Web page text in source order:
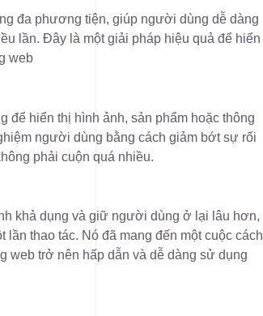
đa phương tiện, giúp người dùng dễ dàng
lần. Đây là một giải pháp hiệu quả để hiển
web
để hiển thị hình ảnh, sản phẩm hoặc thông
người dùng bằng cách giảm bớt sự rối
phải cuộn quá nhiều.
khả dụng và giữ người dùng ở lại lâu hơn,
lần thao tác. Nó đã mang đến một cuộc cách
web trở nên hấp dẫn và dễ dàng sử dụng